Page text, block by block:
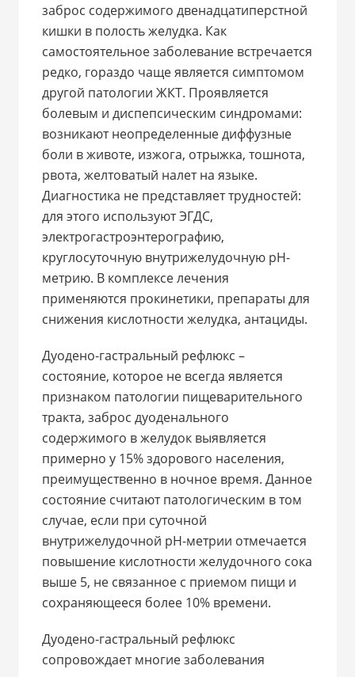
заброс содержимого двенадцатиперстной
кишки в полость желудка. Как
самостоятельное заболевание встречается
редко, гораздо чаще является симптомом
другой патологии ЖКТ. Проявляется
болевым и диспепсическим синдромами:
возникают неопределенные диффузные
боли в животе, изжога, отрыжка, тошнота,
рвота, желтоватый налет на языке.
Диагностика не представляет трудностей:
для этого используют ЭГДС,
электрогастроэнтерографию,
круглосуточную внутрижелудочную рН-
метрию. В комплексе лечения
применяются прокинетики, препараты для
снижения кислотности желудка, антациды.
Дуодено-гастральный рефлюкс –
состояние, которое не всегда является
признаком патологии пищеварительного
тракта, заброс дуоденального
содержимого в желудок выявляется
примерно у 15% здорового населения,
преимущественно в ночное время. Данное
состояние считают патологическим в том
случае, если при суточной
внутрижелудочной рН-метрии отмечается
повышение кислотности желудочного сока
выше 5, не связанное с приемом пищи и
сохраняющееся более 10% времени.
Дуодено-гастральный рефлюкс
сопровождает многие заболевания